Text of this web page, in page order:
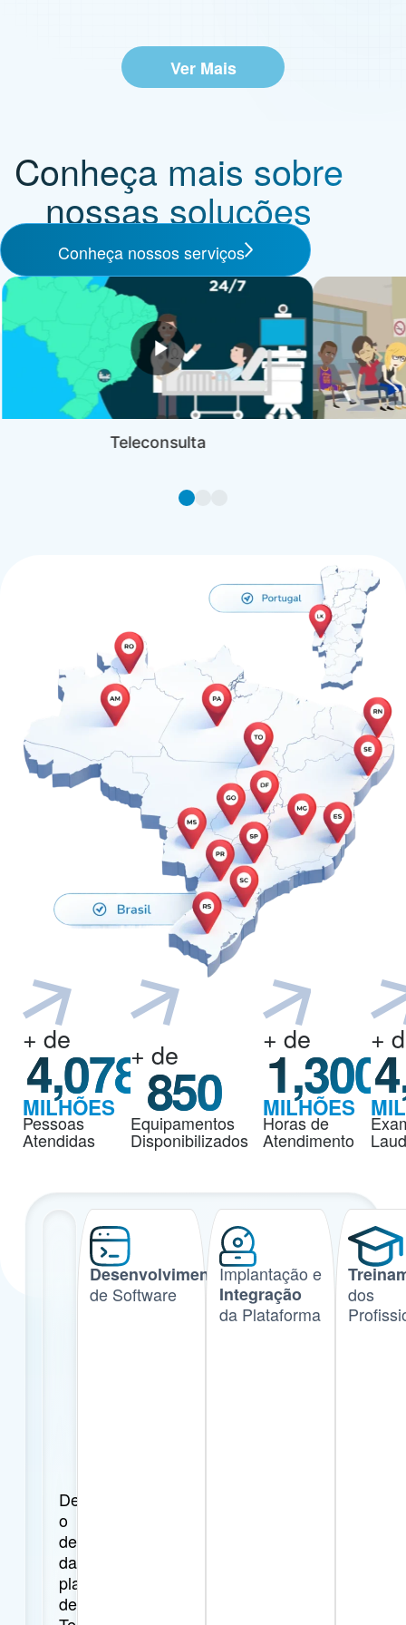
Ver Mais
Conheça mais sobre
nossas soluções
Conheça nossos serviços
Teleconsulta
+ de
4,100
MILHÕES
Pessoas
Atendidas
+ de
850
Equipamentos
Disponibilizados
+ de
1,300
MILHÕES
Horas de
Atendimento
+
Gestão
própria
Desde
o
desenvolvimento
da
plataforma
de
Desenvolvimento
de Software
Implantação e
Integração
da Plataforma
dos